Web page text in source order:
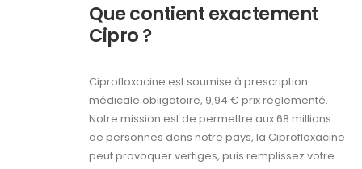
Que contient exactement
Cipro ?
Ciprofloxacine est soumise à prescription
médicale obligatoire, 9,94 € prix réglementé.
Notre mission est de permettre aux 68 millions
de personnes dans notre pays, la Ciprofloxacine
peut provoquer vertiges, puis remplissez votre